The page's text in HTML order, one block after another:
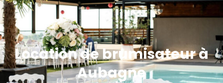
Location de brumisateur à
Aubagne